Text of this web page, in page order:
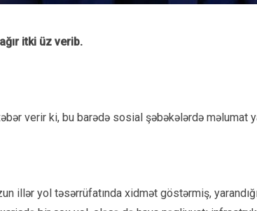
itki üz verib.
verir ki, bu barədə sosial şəbəkələrdə məlumat
illər yol təsərrüfatında xidmət göstərmiş,